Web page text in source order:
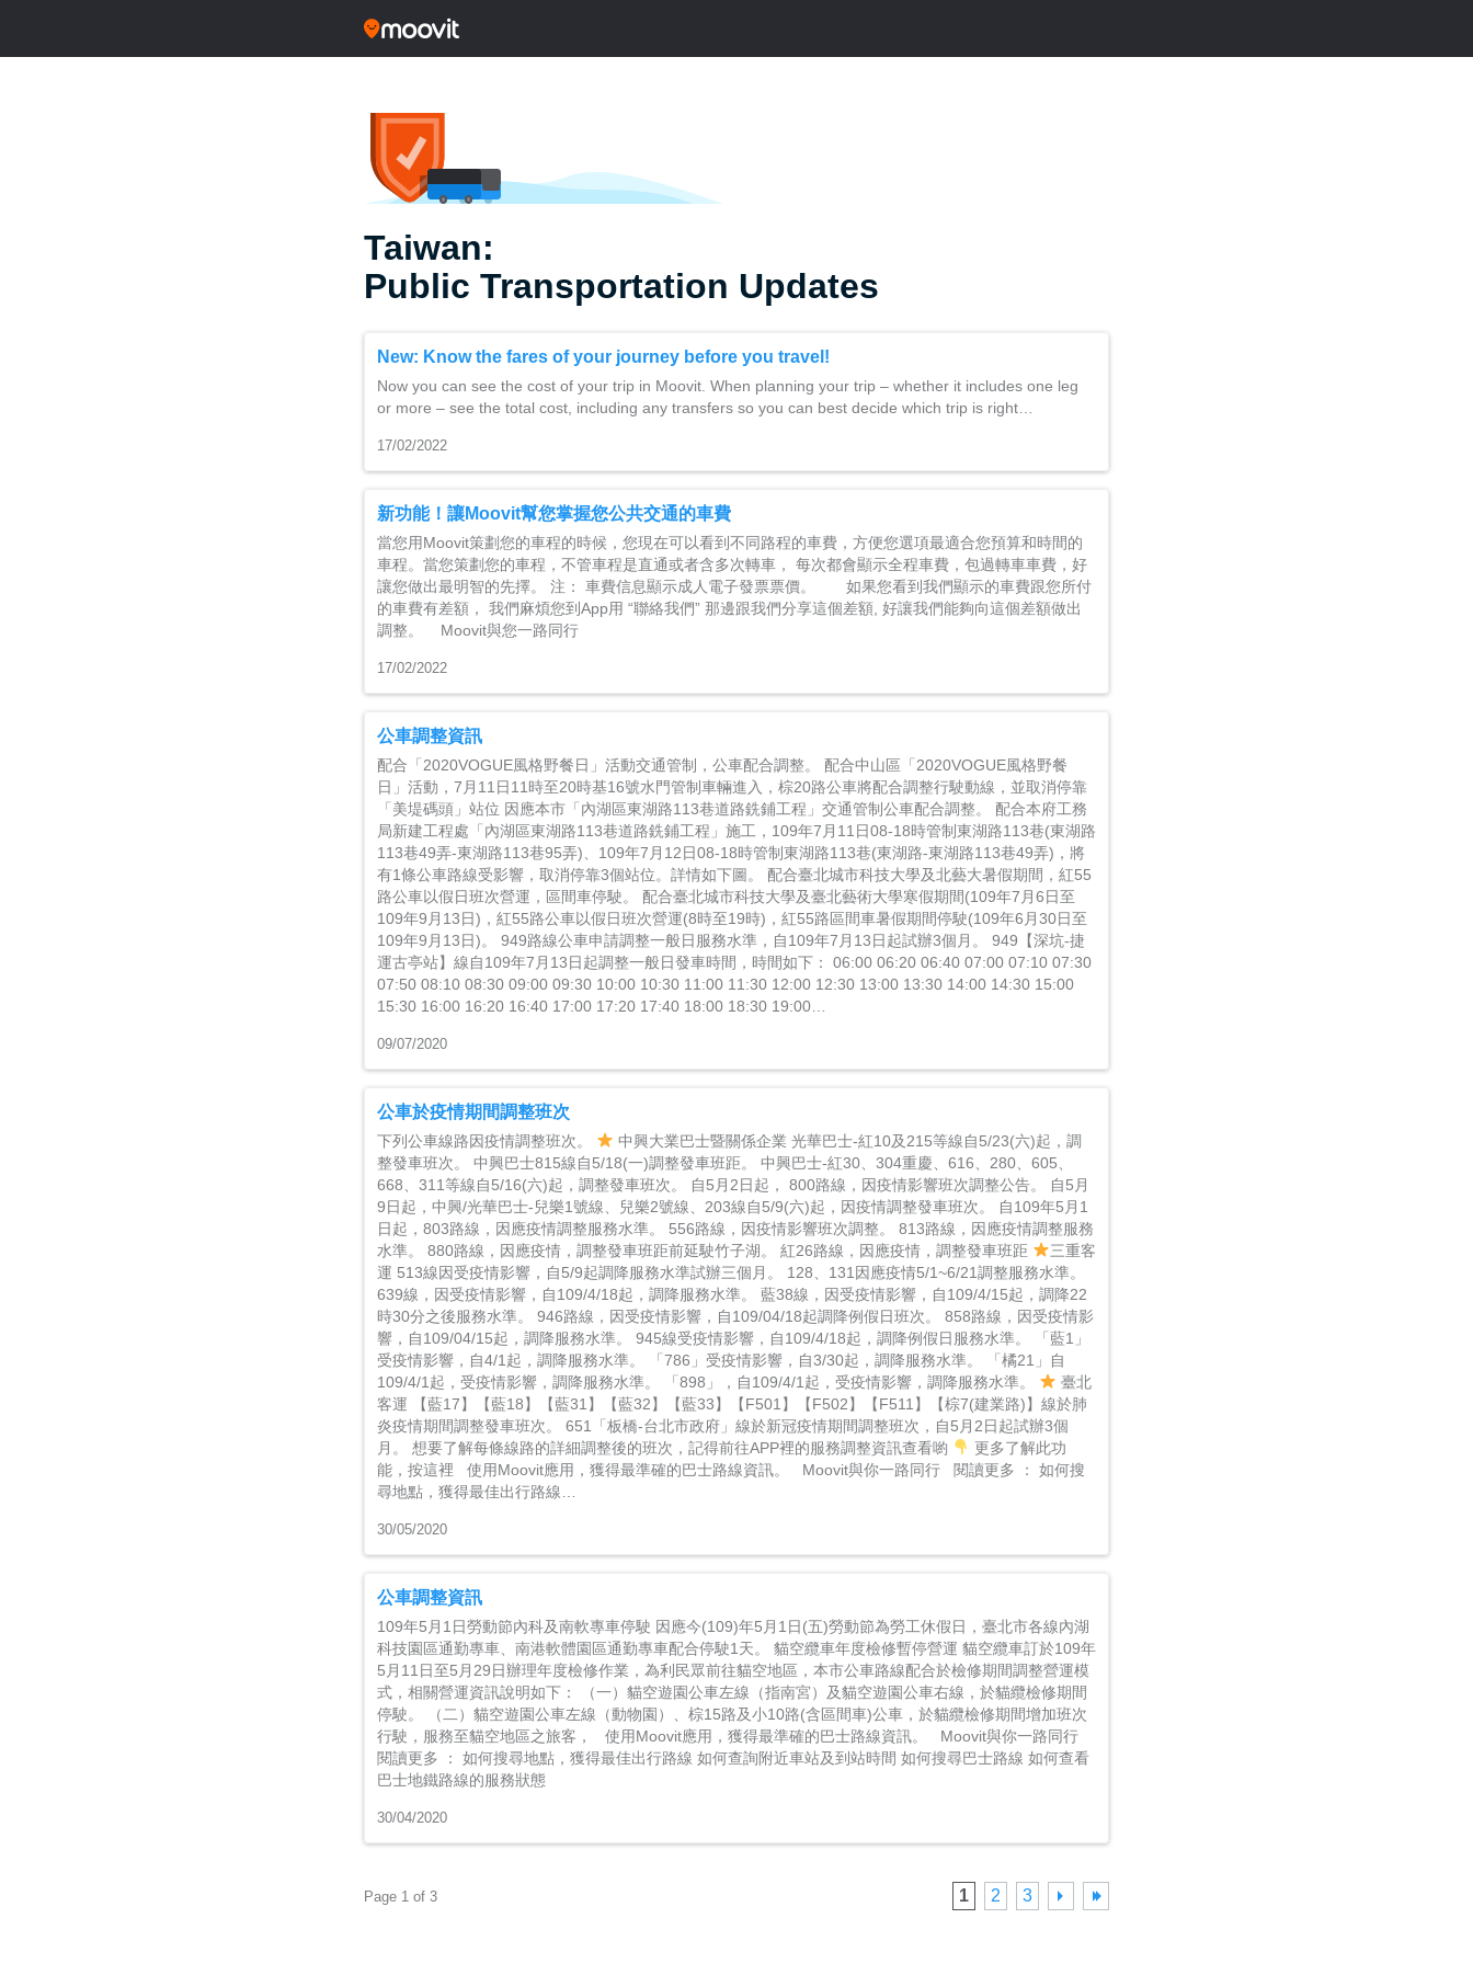
Taiwan:
Public Transportation Updates
New: Know the fares of your journey before you travel!
Now you can see the cost of your trip in Moovit. When planning your trip – whether it includes one leg
or more – see the total cost, including any transfers so you can best decide which trip is right…
17/02/2022
新功能！讓Moovit幫您掌握您公共交通的車費
當您用Moovit策劃您的車程的時候，您現在可以看到不同路程的車費，方便您選項最適合您預算和時間的
車程。當您策劃您的車程，不管車程是直通或者含多次轉車， 每次都會顯示全程車費，包過轉車車費，好
讓您做出最明智的先擇。 注： 車費信息顯示成人電子發票票價。 如果您看到我們顯示的車費跟您所付
的車費有差額， 我們麻煩您到App用 “聯絡我們” 那邊跟我們分享這個差額, 好讓我們能夠向這個差額做出
調整。 Moovit與您一路同行
17/02/2022
公車調整資訊
配合「2020VOGUE風格野餐日」活動交通管制，公車配合調整。 配合中山區「2020VOGUE風格野餐
日」活動，7月11日11時至20時基16號水門管制車輛進入，棕20路公車將配合調整行駛動線，並取消停靠
「美堤碼頭」站位 因應本市「內湖區東湖路113巷道路銑鋪工程」交通管制公車配合調整。 配合本府工務
局新建工程處「內湖區東湖路113巷道路銑鋪工程」施工，109年7月11日08-18時管制東湖路113巷(東湖路
113巷49弄-東湖路113巷95弄)、109年7月12日08-18時管制東湖路113巷(東湖路-東湖路113巷49弄)，將
有1條公車路線受影響，取消停靠3個站位。詳情如下圖。 配合臺北城市科技大學及北藝大暑假期間，紅55
路公車以假日班次營運，區間車停駛。 配合臺北城市科技大學及臺北藝術大學寒假期間(109年7月6日至
109年9月13日)，紅55路公車以假日班次營運(8時至19時)，紅55路區間車暑假期間停駛(109年6月30日至
109年9月13日)。 949路線公車申請調整一般日服務水準，自109年7月13日起試辦3個月。 949【深坑-捷
運古亭站】線自109年7月13日起調整一般日發車時間，時間如下： 06:00 06:20 06:40 07:00 07:10 07:30
07:50 08:10 08:30 09:00 09:30 10:00 10:30 11:00 11:30 12:00 12:30 13:00 13:30 14:00 14:30 15:00
15:30 16:00 16:20 16:40 17:00 17:20 17:40 18:00 18:30 19:00…
09/07/2020
公車於疫情期間調整班次
下列公車線路因疫情調整班次。
中興大業巴士暨關係企業 光華巴士-紅10及215等線自5/23(六)起，調
整發車班次。 中興巴士815線自5/18(一)調整發車班距。 中興巴士-紅30、304重慶、616、280、605、
668、311等線自5/16(六)起，調整發車班次。 自5月2日起， 800路線，因疫情影響班次調整公告。 自5月
9日起，中興/光華巴士-兒樂1號線、兒樂2號線、203線自5/9(六)起，因疫情調整發車班次。 自109年5月1
日起，803路線，因應疫情調整服務水準。 556路線，因疫情影響班次調整。 813路線，因應疫情調整服務
水準。 880路線，因應疫情，調整發車班距前延駛竹子湖。 紅26路線，因應疫情，調整發車班距
三重客
運 513線因受疫情影響，自5/9起調降服務水準試辦三個月。 128、131因應疫情5/1~6/21調整服務水準。
639線，因受疫情影響，自109/4/18起，調降服務水準。 藍38線，因受疫情影響，自109/4/15起，調降22
時30分之後服務水準。 946路線，因受疫情影響，自109/04/18起調降例假日班次。 858路線，因受疫情影
響，自109/04/15起，調降服務水準。 945線受疫情影響，自109/4/18起，調降例假日服務水準。 「藍1」
受疫情影響，自4/1起，調降服務水準。 「786」受疫情影響，自3/30起，調降服務水準。 「橘21」自
109/4/1起，受疫情影響，調降服務水準。 「898」，自109/4/1起，受疫情影響，調降服務水準。
臺北
客運 【藍17】【藍18】【藍31】【藍32】【藍33】【F501】【F502】【F511】【棕7(建業路)】線於肺
炎疫情期間調整發車班次。 651「板橋-台北市政府」線於新冠疫情期間調整班次，自5月2日起試辦3個
月。 想要了解每條線路的詳細調整後的班次，記得前往APP裡的服務調整資訊查看喲
更多了解此功
能，按這裡 使用Moovit應用，獲得最準確的巴士路線資訊。 Moovit與你一路同行 閱讀更多 ： 如何搜
尋地點，獲得最佳出行路線…
30/05/2020
公車調整資訊
109年5月1日勞動節內科及南軟專車停駛 因應今(109)年5月1日(五)勞動節為勞工休假日，臺北市各線內湖
科技園區通勤專車、南港軟體園區通勤專車配合停駛1天。 貓空纜車年度檢修暫停營運 貓空纜車訂於109年
5月11日至5月29日辦理年度檢修作業，為利民眾前往貓空地區，本市公車路線配合於檢修期間調整營運模
式，相關營運資訊說明如下： （一）貓空遊園公車左線（指南宮）及貓空遊園公車右線，於貓纜檢修期間
停駛。 （二）貓空遊園公車左線（動物園）、棕15路及小10路(含區間車)公車，於貓纜檢修期間增加班次
行駛，服務至貓空地區之旅客， 使用Moovit應用，獲得最準確的巴士路線資訊。 Moovit與你一路同行
閱讀更多 ： 如何搜尋地點，獲得最佳出行路線 如何查詢附近車站及到站時間 如何搜尋巴士路線 如何查看
巴士地鐵路線的服務狀態
30/04/2020
Page 1 of 3 1 2 3